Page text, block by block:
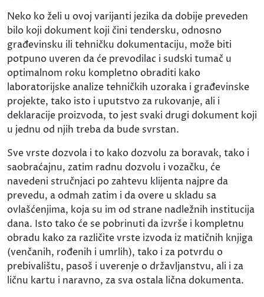
Neko ko želi u ovoj varijanti jezika da dobije preveden
bilo koji dokument koji čini tendersku, odnosno
građevinsku ili tehničku dokumentaciju, može biti
potpuno uveren da će prevodilac i sudski tumač u
optimalnom roku kompletno obraditi kako
laboratorijske analize tehničkih uzoraka i građevinske
projekte, tako isto i uputstvo za rukovanje, ali i
deklaracije proizvoda, to jest svaki drugi dokument koji
u jednu od njih treba da bude svrstan.
Sve vrste dozvola i to kako dozvolu za boravak, tako i
saobraćajnu, zatim radnu dozvolu i vozačku, će
navedeni stručnjaci po zahtevu klijenta najpre da
prevedu, a odmah zatim i da overe u skladu sa
ovlašćenjima, koja su im od strane nadležnih institucija
dana. Isto tako će se pobrinuti da izvrše i kompletnu
obradu kako za različite vrste izvoda iz matičnih knjiga
(venčanih, rođenih i umrlih), tako i za potvrdu o
prebivalištu, pasoš i uverenje o državljanstvu, ali i za
ličnu kartu i naravno, za sva ostala lična dokumenta.